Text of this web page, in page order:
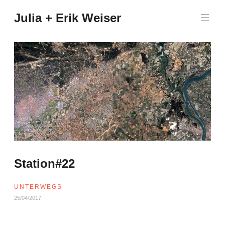
Inhalt
Julia + Erik Weiser
Station#22
UNTERWEGS
25/04/2017